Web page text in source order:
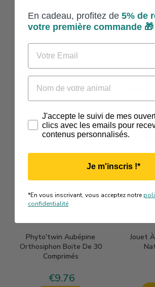
ACHETER
Diatogreen Poudre
Price from Price
€8.90
2 variantes disponibles
Phyto'twin Aubépine
Orthosiphon Boite De 30
Comprimés
Price
€9.76
Jouet
En cadeau, profitez de 5% de
votre première commande 🎁
Email
Nom de votre animal
TrackJ'accepte le suivi de mes
clics avec les emails pour
contenus personnalisés.
Je m'inscris !*
*En vous inscrivant, vous acceptez notre
confidentialité